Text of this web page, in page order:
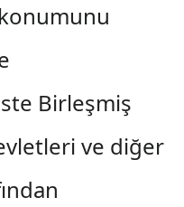
Birleşmiş
ve diğer